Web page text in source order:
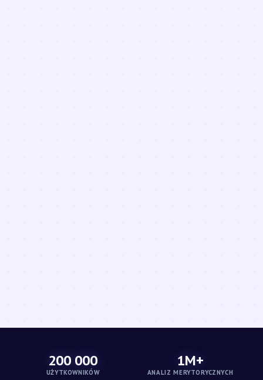
200 000
UŻYTKOWNIKÓW
1M+
ANALIZ MERYTORYCZNYCH